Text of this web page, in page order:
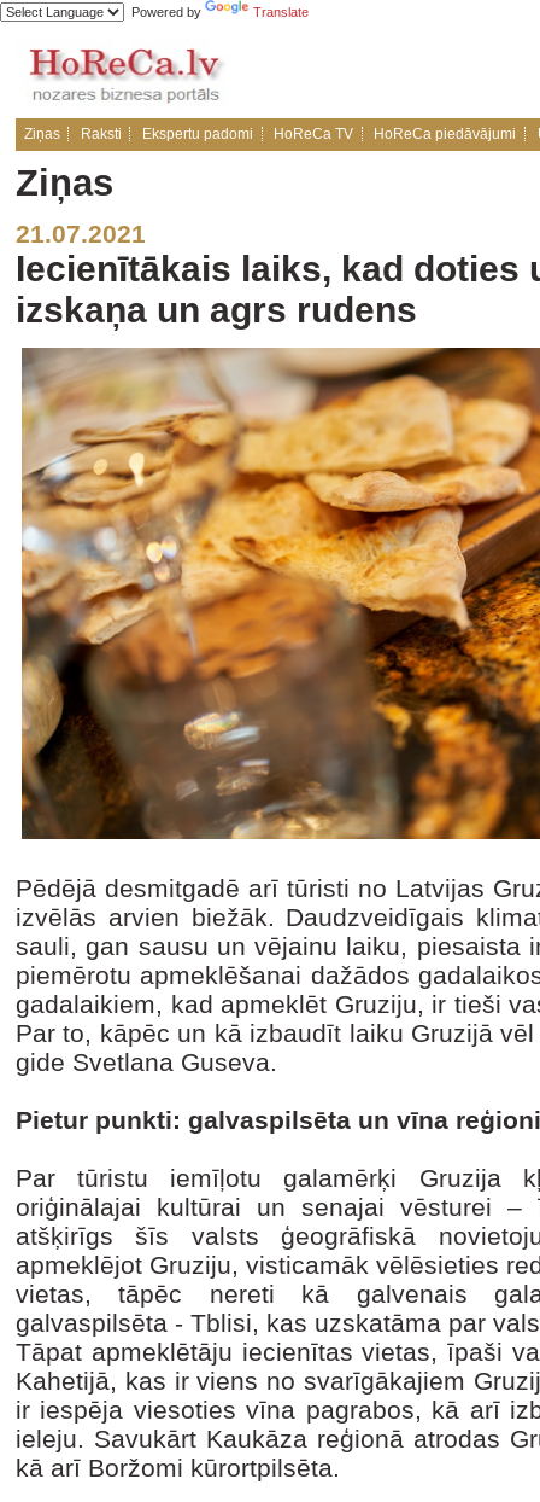
Powered by Translate
Ziņas Raksti Ekspertu padomi HoReCa TV HoReCa piedāvājumi
Ziņas
21.07.2021
Iecienītākais laiks, kad doties
izskaņa un agrs rudens
Pēdējā desmitgadē arī tūristi no Latvijas
izvēlās arvien biežāk. Daudzveidīgais
sauli, gan sausu un vējainu laiku, piesaista
piemērotu apmeklēšanai dažādos
gadalaikiem, kad apmeklēt Gruziju, ir tieši
Par to, kāpēc un kā izbaudīt laiku Gruzijā
gide Svetlana Guseva.
Pietur punkti: galvaspilsēta un vīna reģioni
Par tūristu iemīļotu galamērķi Gruzija
oriģinālajai kultūrai un senajai vēsturei
atšķirīgs šīs valsts ģeogrāfiskā
apmeklējot Gruziju, visticamāk vēlēsieties
vietas, tāpēc nereti kā galvenais
galvaspilsēta - Tblisi, kas uzskatāma par
Tāpat apmeklētāju iecienītas vietas, īpaši
Kahetijā, kas ir viens no svarīgākajiem
ir iespēja viesoties vīna pagrabos, kā arī
ieleju. Savukārt Kaukāza reģionā atrodas
kā arī Boržomi kūrortpilsēta.